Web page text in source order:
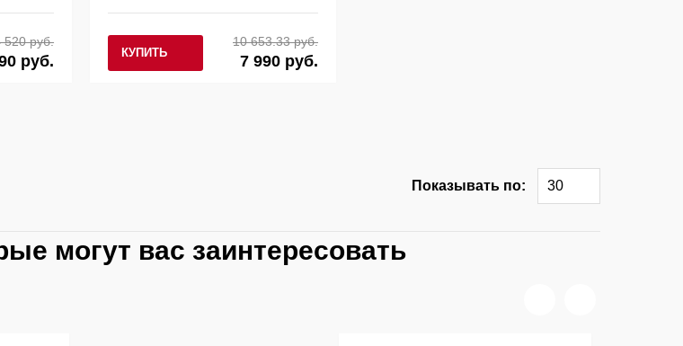
520 руб.
руб. КУПИТЬ
10 653.33 руб.
7 990 руб.
Показывать по: 30
могут вас заинтересовать